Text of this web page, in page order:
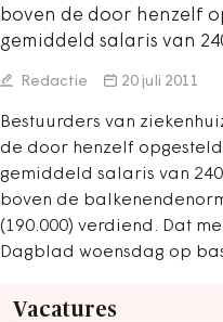
boven de door henzelf
gemiddeld salaris van
Redactie 20 juli 2011
Bestuurders van
de door henzelf
gemiddeld salaris van
boven de
(190.000) verdiend. Dat
Dagblad woensdag op
Vacatures